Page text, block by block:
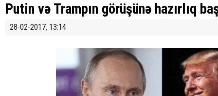
Putin və Trampın görüşünə hazırlıq
28-02-2017, 13:14